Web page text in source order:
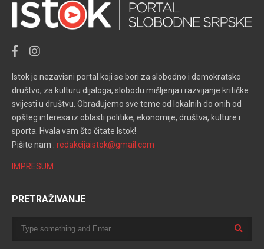
Istok je nezavisni portal koji se bori za slobodno i demokratsko
društvo, za kulturu dijaloga, slobodu mišljenja i razvijanje kritičke
svijesti u društvu. Obrađujemo sve teme od lokalnih do onih od
opšteg interesa iz oblasti politike, ekonomije, društva, kulture i
sporta. Hvala vam što čitate Istok!
Pišite nam : redakcijaistok@gmail.com
IMPRESUM
PRETRAŽIVANJE